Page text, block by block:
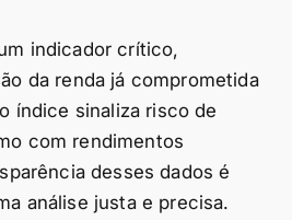
indicador crítico,
da renda já comprometida
índice sinaliza risco de
com rendimentos
desses dados é
análise justa e precisa.